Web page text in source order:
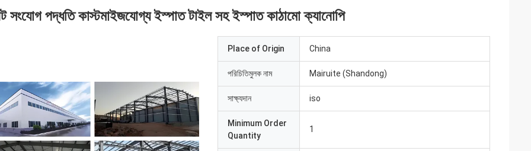
সংযোগ পদ্ধতি কাস্টমাইজযোগ্য ইস্পাত টাইল সহ ইস্পাত কাঠামো ক্যানোপি
Place of Origin China
পরিচিতিমুলক নাম Mairuite (Shandong)
সাক্ষ্যদান iso
Minimum Order
Quantity
1